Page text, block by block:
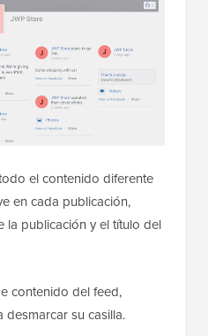
el contenido diferente
en cada publicación,
la publicación y el título del
contenido del feed,
desmarcar su casilla.